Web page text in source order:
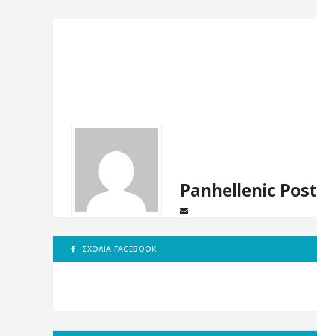
Panhellenic Post
ΣΧΌΛΙΑ FACEBOOK